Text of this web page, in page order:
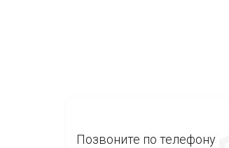
Позвоните по телефону